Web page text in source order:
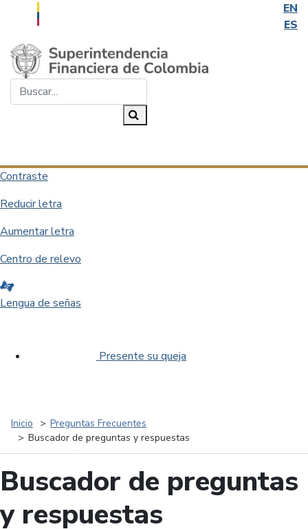
EN
ES
Saltar al contenido principal
Contraste
Reducir letra
Aumentar letra
Centro de relevo
Lengua de señas
Presente su queja
Inicio
Preguntas Frecuentes
Buscador de preguntas y respuestas
Buscador de preguntas
y respuestas